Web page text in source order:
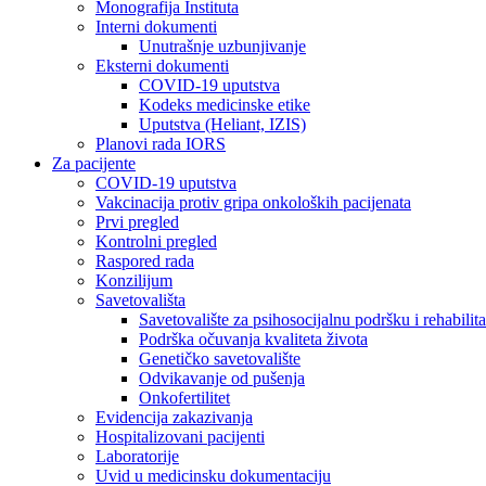
Monografija Instituta
Interni dokumenti
Unutrašnje uzbunjivanje
Eksterni dokumenti
COVID-19 uputstva
Kodeks medicinske etike
Uputstva (Heliant, IZIS)
Planovi rada IORS
Za pacijente
COVID-19 uputstva
Vakcinacija protiv gripa onkoloških pacijenata
Prvi pregled
Kontrolni pregled
Raspored rada
Konzilijum
Savetovališta
Savetovalište za psihosocijalnu podršku i
Podrška očuvanja kvaliteta života
Genetičko savetovalište
Odvikavanje od pušenja
Onkofertilitet
Evidencija zakazivanja
Hospitalizovani pacijenti
Laboratorije
Uvid u medicinsku dokumentaciju